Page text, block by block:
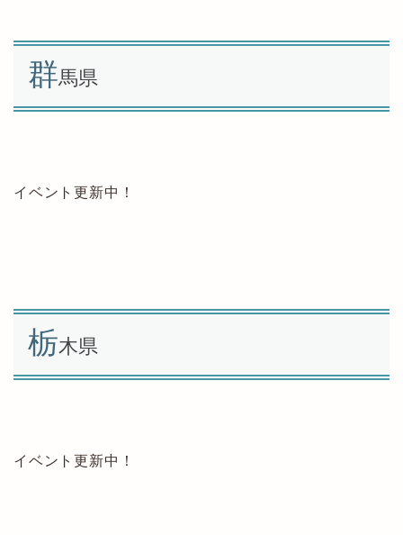
群馬県
イベント更新中！
栃木県
イベント更新中！